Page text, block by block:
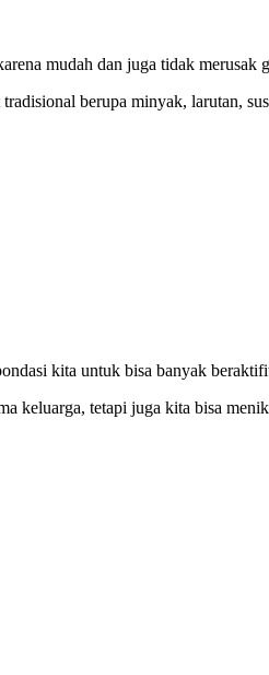
mudah dan juga tidak merusak
berupa minyak, larutan,
kita untuk bisa banyak
keluarga, tetapi juga kita bisa